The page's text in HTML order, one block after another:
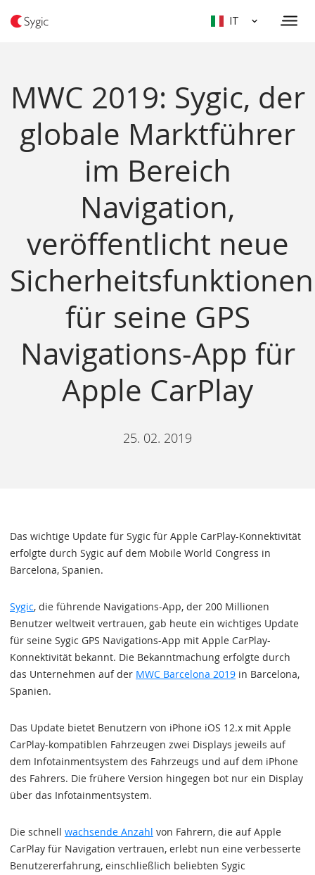
IT
MWC 2019: Sygic, der
globale Marktführer
im Bereich
Navigation,
veröffentlicht neue
Sicherheitsfunktionen
für seine GPS
Navigations-App für
Apple CarPlay
25. 02. 2019
Das wichtige Update für Sygic für Apple CarPlay-Konnektivität
erfolgte durch Sygic auf dem Mobile World Congress in
Barcelona, Spanien.
Sygic, die führende Navigations-App, der 200 Millionen
Benutzer weltweit vertrauen, gab heute ein wichtiges Update
für seine Sygic GPS Navigations-App mit Apple CarPlay-
Konnektivität bekannt. Die Bekanntmachung erfolgte durch
das Unternehmen auf der MWC Barcelona 2019 in Barcelona,
Spanien.
Das Update bietet Benutzern von iPhone iOS 12.x mit Apple
CarPlay-kompatiblen Fahrzeugen zwei Displays jeweils auf
dem Infotainmentsystem des Fahrzeugs und auf dem iPhone
des Fahrers. Die frühere Version hingegen bot nur ein Display
über das Infotainmentsystem.
Die schnell wachsende Anzahl von Fahrern, die auf Apple
CarPlay für Navigation vertrauen, erlebt nun eine verbesserte
Benutzererfahrung, einschließlich beliebten Sygic